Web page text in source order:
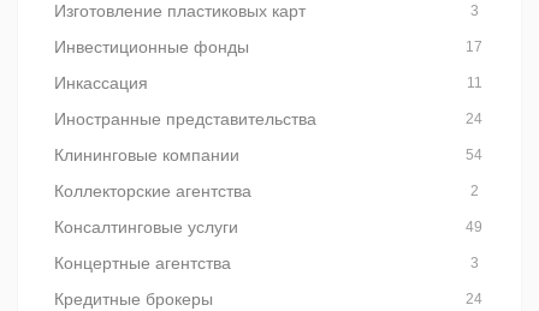
Изготовление пластиковых карт 3
Инвестиционные фонды 17
Инкассация 11
Иностранные представительства 24
Клининговые компании 54
Коллекторские агентства 2
Консалтинговые услуги 49
Концертные агентства 3
Кредитные брокеры 24